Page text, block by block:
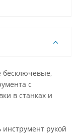
бесключевые,
с
в станках и
рукой